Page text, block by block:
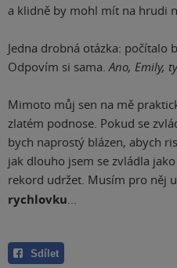
a klidně by mohl mít na hrudi
Jedna drobná otázka: počítalo
Odpovím si sama. Ano, Emily,
Mimoto můj sen na mě
zlatém podnose. Pokud se
bych naprostý blázen, abych
jak dlouho jsem se zvládla
rekord udržet. Musím pro něj
rychlovku
Sdílet